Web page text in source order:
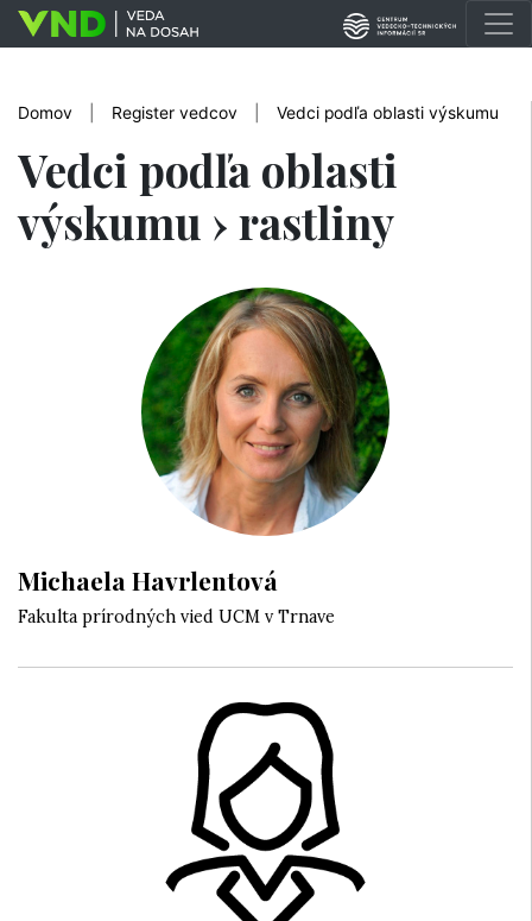
Domov Register vedcov Vedci podľa oblasti výskumu
Vedci podľa oblasti
výskumu › rastliny
Michaela Havrlentová
Fakulta prírodných vied UCM v Trnave